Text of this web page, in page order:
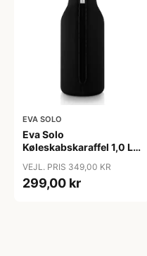
EVA SOLO
Eva Solo
Køleskabskaraffel 1,0 L -
VEJL. PRIS 349,00 KR
299,00 kr